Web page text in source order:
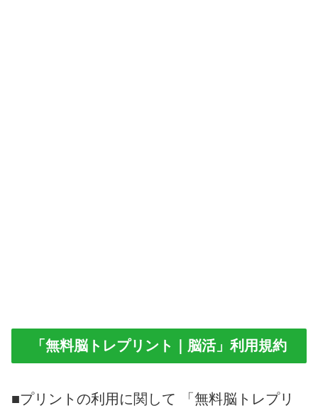
「無料脳トレプリント｜脳活」利用規約
■プリントの利用に関して 「無料脳トレプリ